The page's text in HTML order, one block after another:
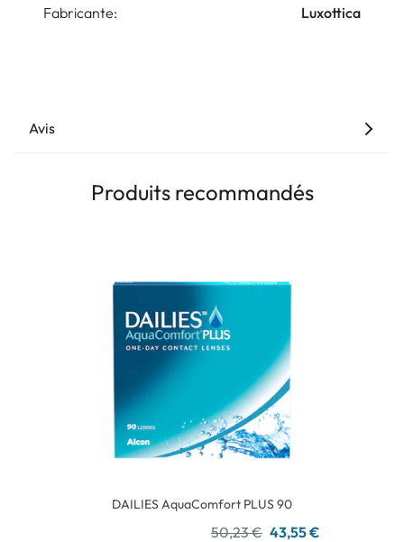
Fabricante:
Luxottica
Avis
Produits recommandés
DAILIES AquaComfort PLUS 90
50,23 € 43,55 €